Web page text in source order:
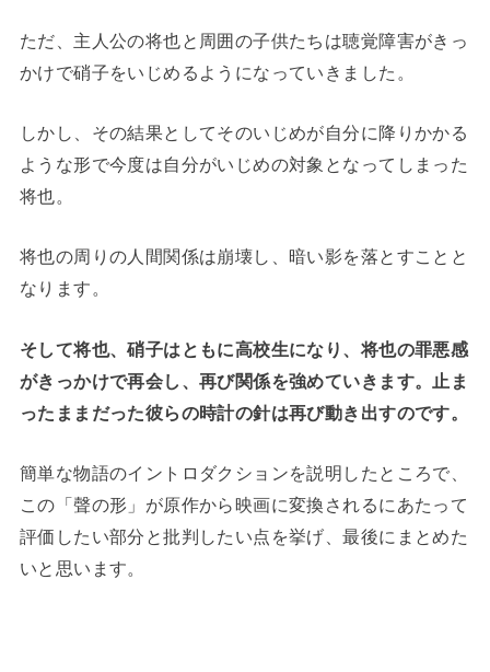
ただ、主人公の将也と周囲の子供たちは聴覚障害がきっ
かけで硝子をいじめるようになっていきました。
しかし、その結果としてそのいじめが自分に降りかかる
ような形で今度は自分がいじめの対象となってしまった
将也。
将也の周りの人間関係は崩壊し、暗い影を落とすことと
なります。
そして将也、硝子はともに高校生になり、将也の罪悪感
がきっかけで再会し、再び関係を強めていきます。止ま
ったままだった彼らの時計の針は再び動き出すのです。
簡単な物語のイントロダクションを説明したところで、
この「聲の形」が原作から映画に変換されるにあたって
評価したい部分と批判したい点を挙げ、最後にまとめた
いと思います。